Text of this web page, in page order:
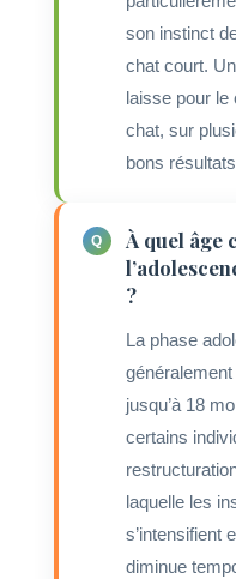
son instinct
chat court.
laisse pour le
chat, sur
bons
À quel âge
?
La phase
jusqu’à 18
certains
laquelle les
s’intensifient
diminue